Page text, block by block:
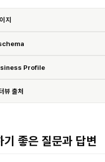
지
Profile
뷰 출처
좋은 질문과 답변